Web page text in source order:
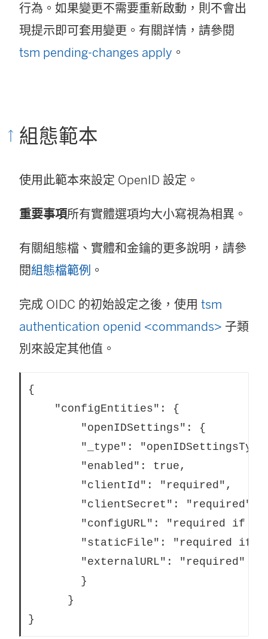
行為。如果變更不需要重新啟動，則不會出
現提示即可套用變更。有關詳情，請參閱
tsm pending-changes apply 。
組態範本
使用此範本來設定 OpenID 設定。
重要事項所有實體選項均大小寫視為相異。
有關組態檔、實體和金鑰的更多說明，請參
閱組態檔範例 。
完成 OIDC 的初始設定之後，使用 tsm
authentication openid <commands> 子類
別來設定其他值。
{